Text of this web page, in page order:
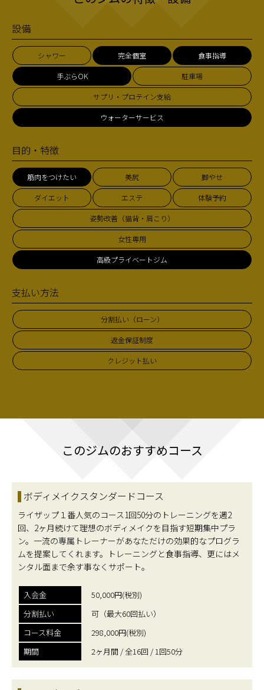
設備
シャワー 完全個室 食事指導
手ぶらOK 駐車場
サプリ・プロテイン支給
ウォーターサービス
目的・特徴
筋肉をつけたい 美尻 脚やせ
ダイエット エステ 体験予約
姿勢改善（猫背・肩こり）
女性専用
高級プライベートジム
支払い方法
分割払い（ローン）
返金保証制度
クレジット払い
このジムのおすすめコース
ボディメイクスタンダードコース
ライザップ１番人気のコース1回50分のトレーニングを週2
回、2ヶ月続けて理想のボディメイクを目指す短期集中プラ
ン。一流の専属トレーナーがあなただけの効果的なプログラ
ムを提案してくれます。トレーニングと食事指導、更にはメ
ンタル面まで余す事なくサポート。
入会金
50,000円(税別)
分割払い
可（最大60回払い）
コース料金
298,000円(税別)
期間
2ヶ月間 / 全16回 / 1回50分